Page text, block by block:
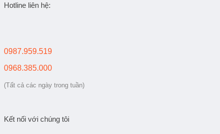
Hotline liên hệ:
0987.959.519
0968.385.000
(Tất cả các ngày trong tuần)
Kết nối với chúng tôi